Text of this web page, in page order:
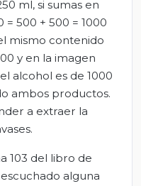
ml, si sumas en
= 500 + 500 = 1000
mismo contenido
y en la imagen
alcohol es de 1000
ambos productos.
a extraer la
103 del libro de
alguna